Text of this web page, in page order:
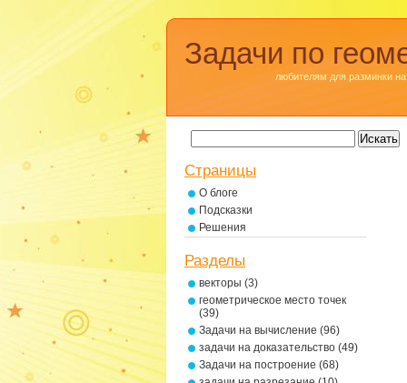
Задачи по
любителям для разминки на
Страницы
О блоге
Подсказки
Решения
Разделы
векторы (3)
геометрическое место точек
(39)
Задачи на вычисление (96)
задачи на доказательство (49)
Задачи на построение (68)